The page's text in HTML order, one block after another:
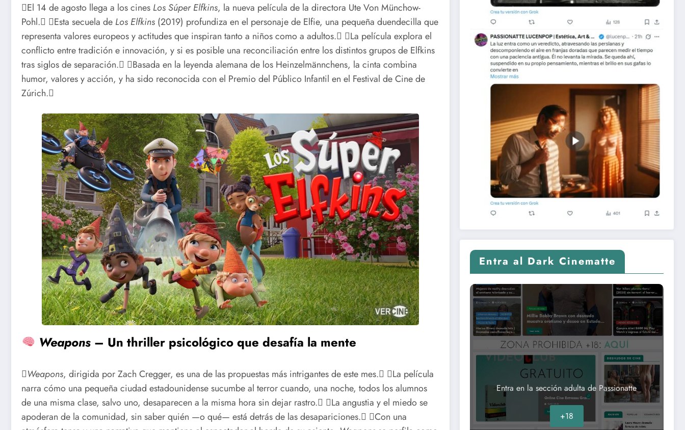
El 14 de agosto llega a los cines Los Súper Elfkins, la nueva película de la directora Ute Von Münchow-
Pohl. Esta secuela de Los Elfkins (2019) profundiza en el personaje de Elfie, una pequeña duendecilla que
representa valores europeos y actitudes que inspiran tanto a niños como a adultos. La película explora el
conflicto entre tradición e innovación, y si es posible una reconciliación entre los distintos grupos de Elfkins
tras siglos de separación. Basada en la leyenda alemana de los Heinzelmännchens, la cinta combina
humor, valores y acción, y ha sido reconocida con el Premio del Público Infantil en el Festival de Cine de
Zúrich.
Weapons – Un thriller psicológico que desafía la mente
Weapons, dirigida por Zach Cregger, es una de las propuestas más intrigantes de este mes. La película
narra cómo una pequeña ciudad estadounidense sucumbe al terror cuando, una noche, todos los alumnos
de una misma clase, salvo uno, desaparecen a la misma hora sin dejar rastro. La angustia y el miedo se
apoderan de la comunidad, sin saber quién —o qué— está detrás de las desapariciones. Con una
Entra al Dark Cinematte
Entra en la sección adulta de Passionatte
+18